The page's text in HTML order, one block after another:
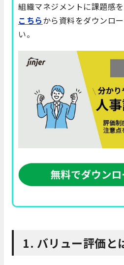
組織マネジメントに課題感
こちらから資料をダウンロ
い。
1. バリュー評価と